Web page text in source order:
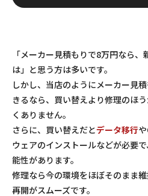
「メーカー見積もりで8万円なら
は」と思う方は多いです。
しかし、当店のようにメーカー見
きるなら、買い替えより修理のほ
くありません。
さらに、買い替えだとデータ移行
ウェアのインストールなどが必要
能性があります。
修理なら今の環境をほぼそのまま
再開がスムーズです。